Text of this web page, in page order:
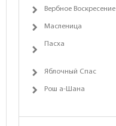
Вербное Воскресение
Масленица
Пасха
Яблочный Спас
Рош а-Шана